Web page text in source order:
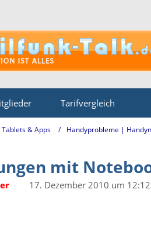
Tarifvergleich
& Apps Handyprobleme |
mit
17. Dezember 2010 um 12:12